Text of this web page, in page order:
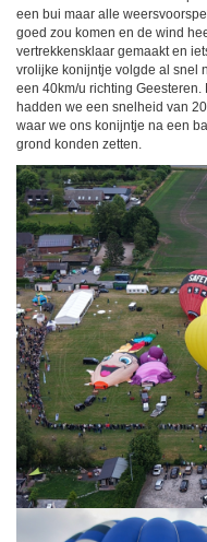
een bui maar alle
goed zou komen en de wind
vertrekkensklaar gemaakt en
vrolijke konijntje volgde al snel
een 40km/u richting
hadden we een snelheid van
waar we ons konijntje na een
grond konden zetten.